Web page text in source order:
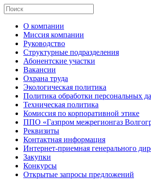
О компании
Миссия компании
Руководство
Структурные подразделения
Абонентские участки
Вакансии
Охрана труда
Экологическая политика
Политика обработки персональных
Техническая политика
Комиссия по корпоративной этике
ППО «Газпром межрегионгаз
Реквизиты
Контактная информация
Интернет-приемная генерального
Закупки
Конкурсы
Открытые запросы предложений